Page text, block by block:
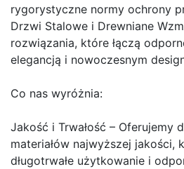
rygorystyczne normy ochrony
Drzwi Stalowe i Drewniane
rozwiązania, które łączą
elegancją i nowoczesnym
Co nas wyróżnia:
Jakość i Trwałość – Oferujemy
materiałów najwyższej jakości,
długotrwałe użytkowanie i